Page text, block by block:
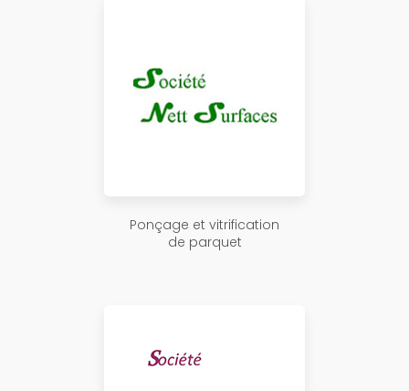
Ponçage et vitrification
de parquet